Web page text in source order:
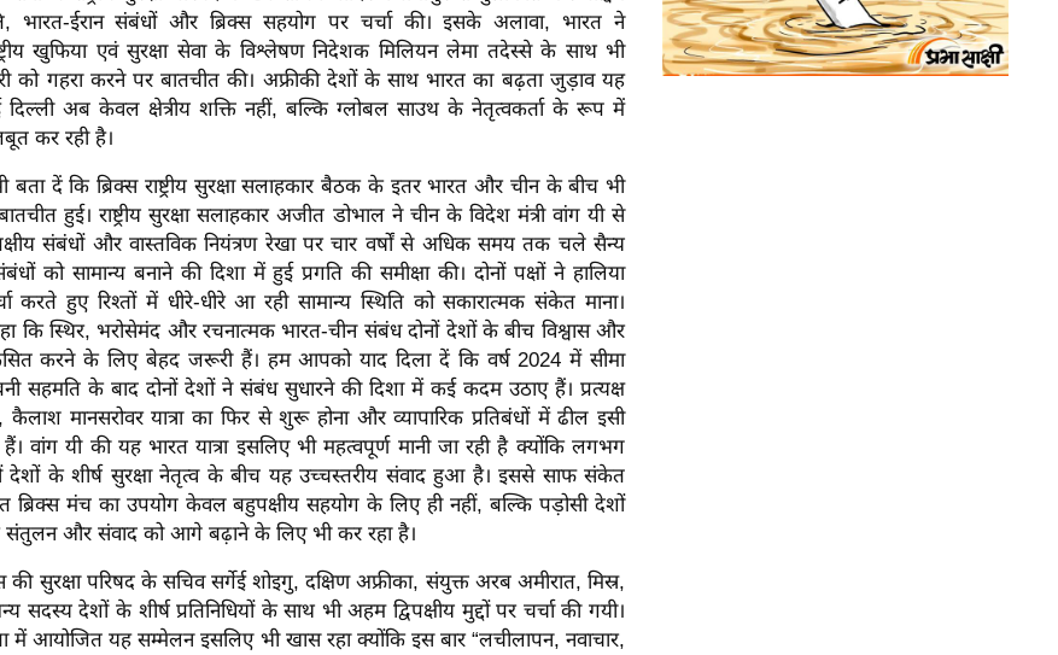
भारत-ईरान संबंधों और ब्रिक्स सहयोग पर चर्चा की। इसके अलावा, भारत ने
खुफिया एवं सुरक्षा सेवा के विश्लेषण निदेशक मिलियन लेमा तदेस्से के साथ भी
को गहरा करने पर बातचीत की। अफ्रीकी देशों के साथ भारत का बढ़ता जुड़ाव यह
दिल्ली अब केवल क्षेत्रीय शक्ति नहीं, बल्कि ग्लोबल साउथ के नेतृत्वकर्ता के रूप में
कर रही है।
दें कि ब्रिक्स राष्ट्रीय सुरक्षा सलाहकार बैठक के इतर भारत और चीन के बीच भी
हुई। राष्ट्रीय सुरक्षा सलाहकार अजीत डोभाल ने चीन के विदेश मंत्री वांग यी से
संबंधों और वास्तविक नियंत्रण रेखा पर चार वर्षों से अधिक समय तक चले सैन्य
को सामान्य बनाने की दिशा में हुई प्रगति की समीक्षा की। दोनों पक्षों ने हालिया
करते हुए रिश्तों में धीरे-धीरे आ रही सामान्य स्थिति को सकारात्मक संकेत माना।
कि स्थिर, भरोसेमंद और रचनात्मक भारत-चीन संबंध दोनों देशों के बीच विश्वास और
करने के लिए बेहद जरूरी हैं। हम आपको याद दिला दें कि वर्ष 2024 में सीमा
सहमति के बाद दोनों देशों ने संबंध सुधारने की दिशा में कई कदम उठाए हैं। प्रत्यक्ष
कैलाश मानसरोवर यात्रा का फिर से शुरू होना और व्यापारिक प्रतिबंधों में ढील इसी
हैं। वांग यी की यह भारत यात्रा इसलिए भी महत्वपूर्ण मानी जा रही है क्योंकि लगभग
देशों के शीर्ष सुरक्षा नेतृत्व के बीच यह उच्चस्तरीय संवाद हुआ है। इससे साफ संकेत
ब्रिक्स मंच का उपयोग केवल बहुपक्षीय सहयोग के लिए ही नहीं, बल्कि पड़ोसी देशों
संतुलन और संवाद को आगे बढ़ाने के लिए भी कर रहा है।
सुरक्षा परिषद के सचिव सर्गेई शोइगु, दक्षिण अफ्रीका, संयुक्त अरब अमीरात, मिस्र,
सदस्य देशों के शीर्ष प्रतिनिधियों के साथ भी अहम द्विपक्षीय मुद्दों पर चर्चा की गयी।
में आयोजित यह सम्मेलन इसलिए भी खास रहा क्योंकि इस बार “लचीलापन, नवाचार,